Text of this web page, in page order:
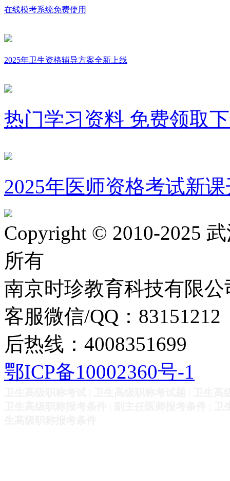
在线模考系统免费使用
2025年卫生资格辅导方案全新上线
热门学习资料 免费领取
2025年医师资格考试新
Copyright © 2010-2025
所有
南京时珍教育科技有限
客服微信/QQ：
后热线：4008351699
鄂ICP备10002360号-1